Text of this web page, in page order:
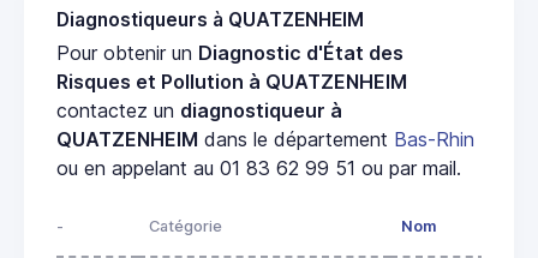
Diagnostiqueurs à QUATZENHEIM
Pour obtenir un Diagnostic d'État des
Risques et Pollution à QUATZENHEIM
contactez un diagnostiqueur à
QUATZENHEIM dans le département Bas-Rhin
ou en appelant au 01 83 62 99 51 ou par mail.
- Catégorie Nom